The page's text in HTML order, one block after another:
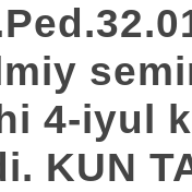
4-iyul
KUN